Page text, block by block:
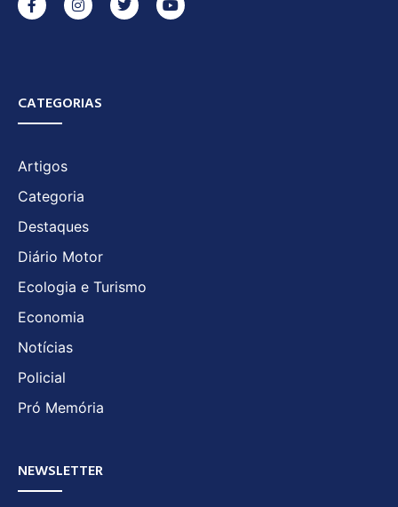
CATEGORIAS
Artigos
Categoria
Destaques
Diário Motor
Ecologia e Turismo
Economia
Notícias
Policial
Pró Memória
NEWSLETTER